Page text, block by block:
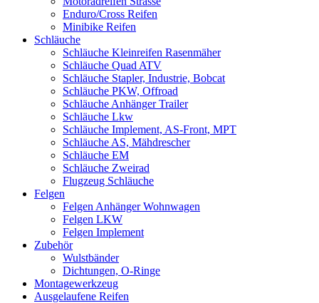
Enduro/Cross Reifen
Minibike Reifen
Schläuche
Schläuche Kleinreifen Rasenmäher
Schläuche Quad ATV
Schläuche Stapler, Industrie, Bobcat
Schläuche PKW, Offroad
Schläuche Anhänger Trailer
Schläuche Lkw
Schläuche Implement, AS-Front, MPT
Schläuche AS, Mähdrescher
Schläuche EM
Schläuche Zweirad
Flugzeug Schläuche
Felgen
Felgen Anhänger Wohnwagen
Felgen LKW
Felgen Implement
Zubehör
Wulstbänder
Dichtungen, O-Ringe
Montagewerkzeug
Ausgelaufene Reifen